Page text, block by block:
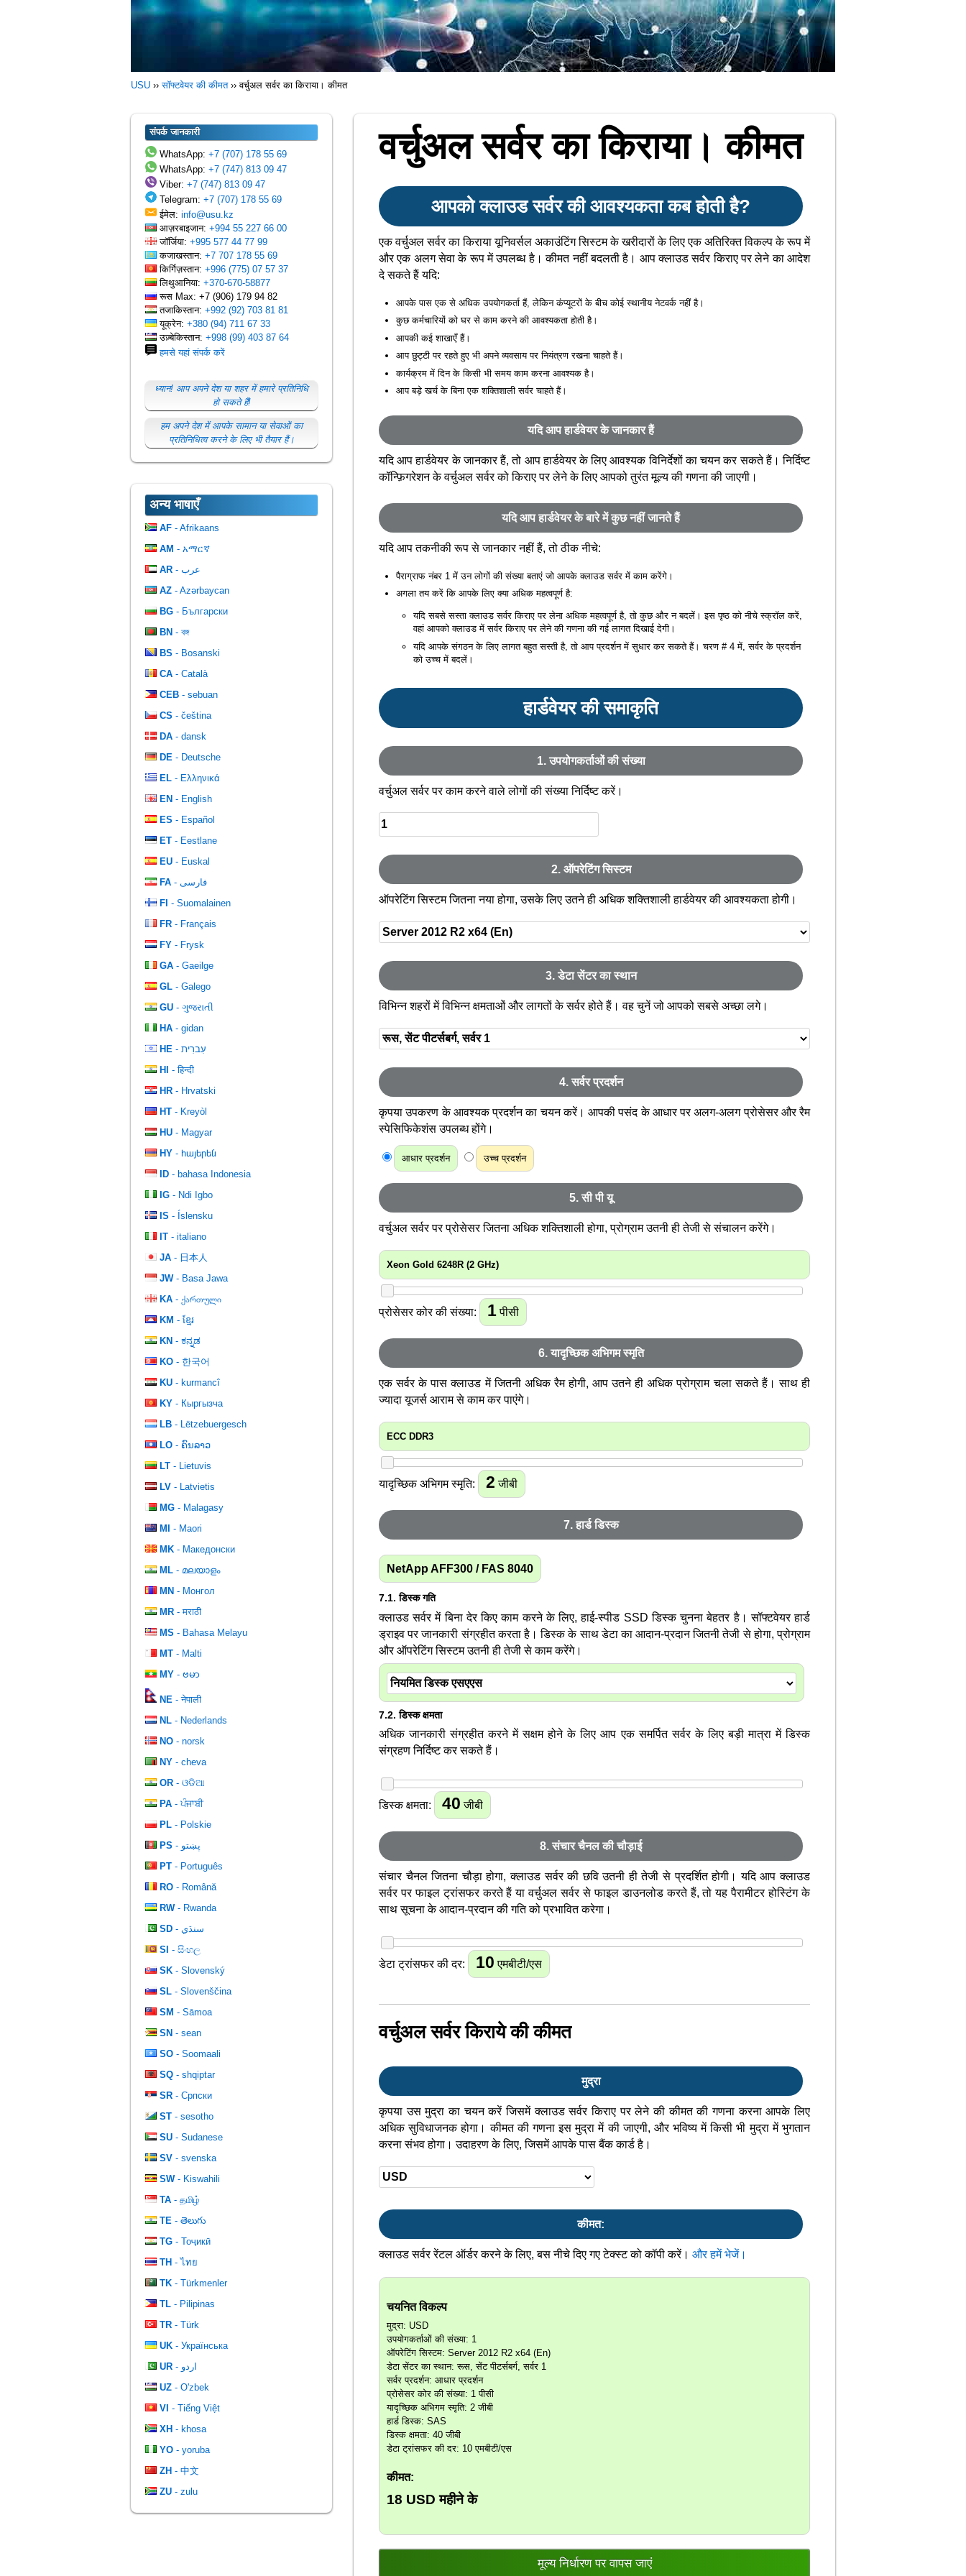
USU ››सॉफ्टवेयर की कीमत››वर्चुअल सर्वर का किराया। कीमत
वर्चुअल सर्वर का किराया। कीमत
आपको क्लाउड सर्वर की आवश्यकता कब होती है?
एक वर्चुअल सर्वर का किराया यूनिवर्सल अकाउंटिंग सिस्टम के खरीदारों के लिए एक अतिरिक्त विकल्प के रूप में
और एक अलग सेवा के रूप में उपलब्ध है। कीमत नहीं बदलती है। आप क्लाउड सर्वर किराए पर लेने का आदेश
दे सकते हैं यदि:
आपके पास एक से अधिक उपयोगकर्ता हैं, लेकिन कंप्यूटरों के बीच कोई स्थानीय नेटवर्क नहीं है।
कुछ कर्मचारियों को घर से काम करने की आवश्यकता होती है।
आपकी कई शाखाएँ हैं।
आप छुट्टी पर रहते हुए भी अपने व्यवसाय पर नियंत्रण रखना चाहते हैं।
कार्यक्रम में दिन के किसी भी समय काम करना आवश्यक है।
आप बड़े खर्च के बिना एक शक्तिशाली सर्वर चाहते हैं।
यदि आप हार्डवेयर के जानकार हैं
यदि आप हार्डवेयर के जानकार हैं, तो आप हार्डवेयर के लिए आवश्यक विनिर्देशों का चयन कर सकते हैं। निर्दिष्ट
कॉन्फ़िगरेशन के वर्चुअल सर्वर को किराए पर लेने के लिए आपको तुरंत मूल्य की गणना की जाएगी।
यदि आप हार्डवेयर के बारे में कुछ नहीं जानते हैं
यदि आप तकनीकी रूप से जानकार नहीं हैं, तो ठीक नीचे:
पैराग्राफ नंबर 1 में उन लोगों की संख्या बताएं जो आपके क्लाउड सर्वर में काम करेंगे।
अगला तय करें कि आपके लिए क्या अधिक महत्वपूर्ण है:
यदि सबसे सस्ता क्लाउड सर्वर किराए पर लेना अधिक महत्वपूर्ण है, तो कुछ और न बदलें। इस पृष्ठ को नीचे स्क्रॉल करें,
वहां आपको क्लाउड में सर्वर किराए पर लेने की गणना की गई लागत दिखाई देगी।
यदि आपके संगठन के लिए लागत बहुत सस्ती है, तो आप प्रदर्शन में सुधार कर सकते हैं। चरण # 4 में, सर्वर के प्रदर्शन
को उच्च में बदलें।
हार्डवेयर की समाकृति
1. उपयोगकर्ताओं की संख्या
वर्चुअल सर्वर पर काम करने वाले लोगों की संख्या निर्दिष्ट करें।
2. ऑपरेटिंग सिस्टम
ऑपरेटिंग सिस्टम जितना नया होगा, उसके लिए उतने ही अधिक शक्तिशाली हार्डवेयर की आवश्यकता होगी।
3. डेटा सेंटर का स्थान
विभिन्न शहरों में विभिन्न क्षमताओं और लागतों के सर्वर होते हैं। वह चुनें जो आपको सबसे अच्छा लगे।
4. सर्वर प्रदर्शन
कृपया उपकरण के आवश्यक प्रदर्शन का चयन करें। आपकी पसंद के आधार पर अलग-अलग प्रोसेसर और रैम
स्पेसिफिकेशंस उपलब्ध होंगे।
आधार प्रदर्शन उच्च प्रदर्शन
5. सी पी यू
वर्चुअल सर्वर पर प्रोसेसर जितना अधिक शक्तिशाली होगा, प्रोग्राम उतनी ही तेजी से संचालन करेंगे।
Xeon Gold 6248R (2 GHz)
प्रोसेसर कोर की संख्या: 1पीसी
6. यादृच्छिक अभिगम स्मृति
एक सर्वर के पास क्लाउड में जितनी अधिक रैम होगी, आप उतने ही अधिक प्रोग्राम चला सकते हैं। साथ ही
ज्यादा यूजर्स आराम से काम कर पाएंगे।
ECC DDR3
यादृच्छिक अभिगम स्मृति: 2 जीबी
7. हार्ड डिस्क
NetApp AFF300 / FAS 8040
7.1. डिस्क गति
क्लाउड सर्वर में बिना देर किए काम करने के लिए, हाई-स्पीड SSD डिस्क चुनना बेहतर है। सॉफ्टवेयर हार्ड
ड्राइव पर जानकारी संग्रहीत करता है। डिस्क के साथ डेटा का आदान-प्रदान जितनी तेजी से होगा, प्रोग्राम
और ऑपरेटिंग सिस्टम उतनी ही तेजी से काम करेंगे।
7.2. डिस्क क्षमता
अधिक जानकारी संग्रहीत करने में सक्षम होने के लिए आप एक समर्पित सर्वर के लिए बड़ी मात्रा में डिस्क
संग्रहण निर्दिष्ट कर सकते हैं।
डिस्क क्षमता: 40 जीबी
8. संचार चैनल की चौड़ाई
संचार चैनल जितना चौड़ा होगा, क्लाउड सर्वर की छवि उतनी ही तेजी से प्रदर्शित होगी। यदि आप क्लाउड
सर्वर पर फाइल ट्रांसफर करते हैं या वर्चुअल सर्वर से फाइल डाउनलोड करते हैं, तो यह पैरामीटर होस्टिंग के
साथ सूचना के आदान-प्रदान की गति को प्रभावित करेगा।
डेटा ट्रांसफर की दर: 10 एमबीटी/एस
वर्चुअल सर्वर किराये की कीमत
मुद्रा
कृपया उस मुद्रा का चयन करें जिसमें क्लाउड सर्वर किराए पर लेने की कीमत की गणना करना आपके लिए
अधिक सुविधाजनक होगा। कीमत की गणना इस मुद्रा में की जाएगी, और भविष्य में किसी भी मुद्रा में भुगतान
करना संभव होगा। उदाहरण के लिए, जिसमें आपके पास बैंक कार्ड है।
कीमत:
क्लाउड सर्वर रेंटल ऑर्डर करने के लिए, बस नीचे दिए गए टेक्स्ट को कॉपी करें। और हमें भेजें।
चयनित विकल्प
मुद्रा: USD
उपयोगकर्ताओं की संख्या: 1
ऑपरेटिंग सिस्टम: Server 2012 R2 x64 (En)
डेटा सेंटर का स्थान: रूस, सेंट पीटर्सबर्ग, सर्वर 1
सर्वर प्रदर्शन: आधार प्रदर्शन
प्रोसेसर कोर की संख्या: 1 पीसी
यादृच्छिक अभिगम स्मृति: 2 जीबी
हार्ड डिस्क: SAS
डिस्क क्षमता: 40 जीबी
डेटा ट्रांसफर की दर: 10 एमबीटी/एस
कीमत:
18 USD महीने के
मूल्य निर्धारण पर वापस जाएं
संपर्क जानकारी
WhatsApp: +7 (707) 178 55 69
WhatsApp: +7 (747) 813 09 47
Viber: +7 (747) 813 09 47
Telegram: +7 (707) 178 55 69
ईमेल: info@usu.kz
आज़रबाइजान: +994 55 227 66 00
जॉर्जिया: +995 577 44 77 99
कजाखस्तान: +7 707 178 55 69
किर्गिज़स्तान: +996 (775) 07 57 37
लिथुआनिया: +370-670-58877
रूस Max: +7 (906) 179 94 82
तजाकिस्तान: +992 (92) 703 81 81
यूक्रेन: +380 (94) 711 67 33
उज़्बेकिस्तान: +998 (99) 403 87 64
हमसे यहां संपर्क करें
ध्यान! आप अपने देश या शहर में हमारे प्रतिनिधि
हो सकते हैं!
हम अपने देश में आपके सामान या सेवाओं का
प्रतिनिधित्व करने के लिए भी तैयार हैं।
अन्य भाषाएँ
AF - Afrikaans
AM - አማርኛ
AR
- عرب
AZ - Azərbaycan
BG - Български
BN - বঙ্গ
BS - Bosanski
CA - Català
CEB - sebuan
CS - čeština
DA - dansk
DE - Deutsche
EL - Ελληνικά
EN - English
ES - Español
ET - Eestlane
EU - Euskal
FA
- فارسی
FI - Suomalainen
FR - Français
FY - Frysk
GA - Gaeilge
GL - Galego
GU - ગુજરાતી
HA - gidan
HE
- עִברִית
HI
- हिन्दी
HR - Hrvatski
HT - Kreyòl
HU - Magyar
HY - հայերեն
ID - bahasa Indonesia
IG - Ndi Igbo
IS - Íslensku
IT - italiano
JA - 日本人
JW- Basa Jawa
KA - ქართული
KM - ខ្មែរ
KN - ಕನ್ನಡ
KO - 한국어
KU - kurmancî
KY - Кыргызча
LB - Lëtzebuergesch
LO - ຄົນລາວ
LT - Lietuvis
LV - Latvietis
MG - Malagasy
MI
- Maori
MK - Македонски
ML - മലയാളം
MN - Монгол
MR - मराठी
MS - Bahasa Melayu
MT - Malti
MY - ဗမာ
NE - नेपाली
NL - Nederlands
NO - norsk
NY - cheva
OR - ଓଡିଆ
PA - ਪੰਜਾਬੀ
PL - Polskie
PS
- پښتو
PT - Português
RO - Română
RW- Rwanda
SD
- سنڌي
SI - සිංහල
SK - Slovenský
SL - Slovenščina
SM - Sāmoa
SN - sean
SO - Soomaali
SQ - shqiptar
SR - Српски
ST - sesotho
SU - Sudanese
SV - svenska
SW- Kiswahili
TA - தமிழ்
TE - తెలుగు
TG - Тоҷикӣ
TH - ไทย
TK - Türkmenler
TL - Pilipinas
TR - Türk
UK - Українська
UR
- اردو
UZ - O'zbek
VI - Tiếng Việt
XH - khosa
YO - yoruba
ZH - 中文
ZU - zulu